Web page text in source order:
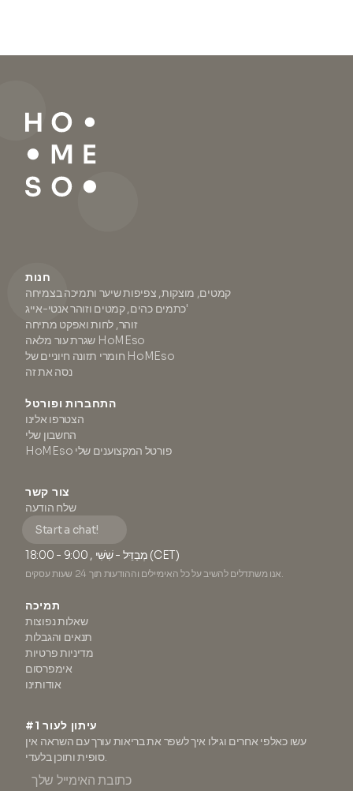
חנות
קמטים, מוצקות, צפיפות שיער ותמיכה בצמיחה
כתמים כהים, קמטים וזוהר אנטי-אייג'
זוהר, לחות ואפקט מתיחה
שגרת עור מלאה HoMEso
חומרי תזונה חיוניים של HoMEso
נסה את זה
התחברות ופורטל
הצטרפו אלינו
החשבון שלי
HoMEso פורטל המקצוענים שלי
צור קשר
שלח הודעה
Start a chat!
מְבַדֵּל - שִׁשִּׁי , 9:00 - 18:00 (CET)
אנו משתדלים להשיב על כל האימיילים וההודעות תוך 24 שעות עסקים.
תמיכה
שאלות נפוצות
תנאים והגבלות
מדיניות פרטיות
אימפרסום
אודותינו
#1 עיתון לעור
עשו כאלפי אחרים וגילו איך לשפר את בריאות עורך עם השראה אין
סופית ותוכן בלעדי.